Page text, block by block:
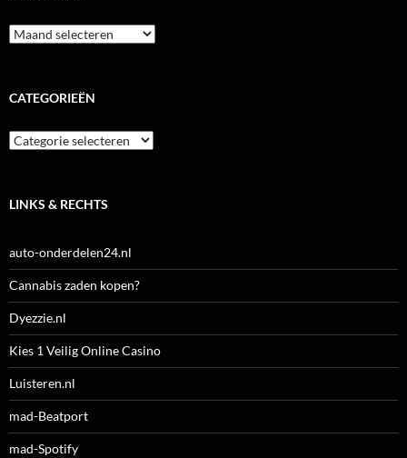
Archieven
CATEGORIEËN
Categorieën
LINKS & RECHTS
auto-onderdelen24.nl
Cannabis zaden kopen?
Dyezzie.nl
Kies 1 Veilig Online Casino
Luisteren.nl
mad-Beatport
mad-Spotify